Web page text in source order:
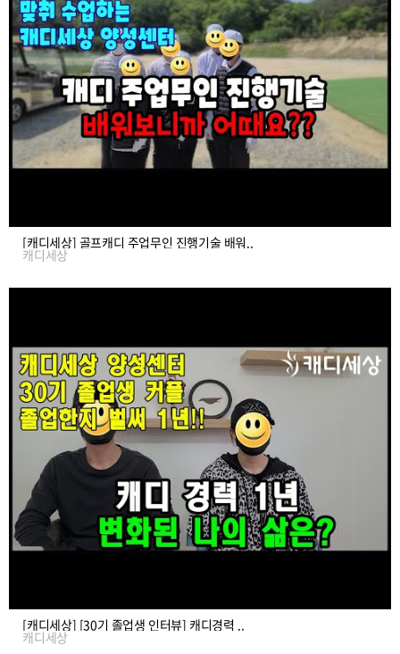
[캐디세상] 골프캐디 주업무인 진행기술 배워..
캐디세상
[캐디세상] [30기 졸업생 인터뷰] 캐디경력 ..
캐디세상